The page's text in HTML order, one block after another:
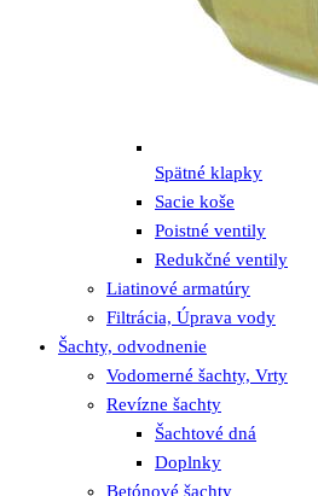
Spätné klapky
Sacie koše
Poistné ventily
Redukčné ventily
Liatinové armatúry
Filtrácia, Úprava vody
Šachty, odvodnenie
Vodomerné šachty, Vrty
Revízne šachty
Šachtové dná
Doplnky
Betónové šachty